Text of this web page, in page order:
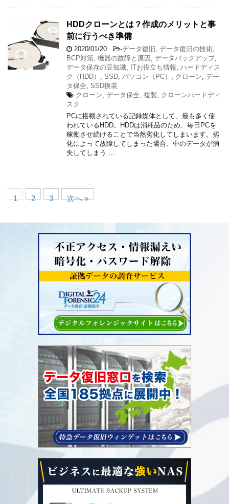
HDDクローンとは？作成のメリットと事
前に行うべき準備
2020/01/20 -データ復旧 データ復旧の技術
BCP対策 機器の故障と原因 データバックアップ,
データ保存の豆知識
ITお役立ち情報 ハードディス
ク（HDD）
SSD パソコン（PC） クローン デー
タ保全 SSD換装
クローン データ保全 複製
クローンハードディ
スク
PCに搭載されている記録媒体として、最も多く使
われているHDD。HDDは消耗品のため、毎日PCを
稼働させ続けることで当然劣化してしまいます。劣
化によって故障してしまった場合、中のデータが消
失してしまう …
1 2 3 次へ »